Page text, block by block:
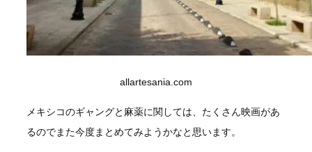
allartesania.com
メキシコのギャングと麻薬に関しては、たくさん映画があ
るのでまた今度まとめてみようかなと思います。